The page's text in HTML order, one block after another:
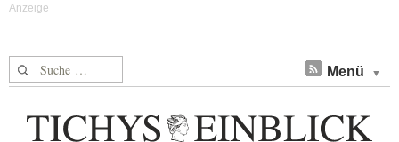
Suche nach: Menü